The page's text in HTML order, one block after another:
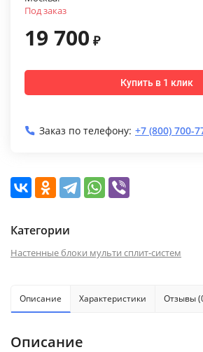
Под заказ
19 700 ₽
Купить в 1 клик
Заказ по телефону: +7 (800) 700-
Категории
Настенные блоки мульти сплит-систем
Описание Характеристики Отзывы
Описание